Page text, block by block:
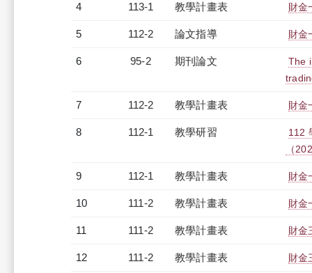
4 113-1 教學計畫表 財金
5 112-2 論文指導 財金
6 95-2 期刊論文
The
7 112-2 教學計畫表 財金
8 112-1 教學研習
112
（
9 112-1 教學計畫表 財金
10 111-2 教學計畫表 財金
11 111-2 教學計畫表 財金
12 111-2 教學計畫表 財金